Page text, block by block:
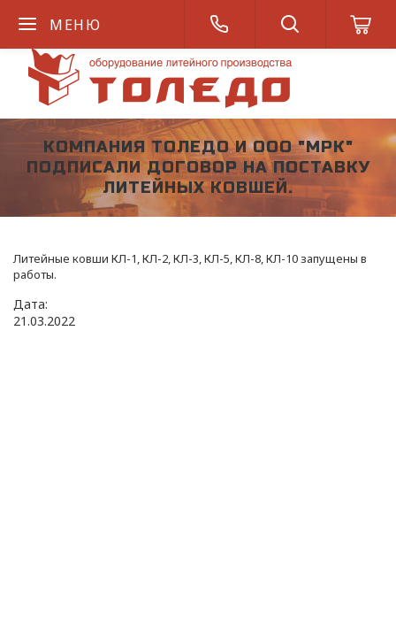
МЕНЮ
КОМПАНИЯ ТОЛЕДО И ООО "МРК"
ПОДПИСАЛИ ДОГОВОР НА ПОСТАВКУ
ЛИТЕЙНЫХ КОВШЕЙ.
Литейные ковши КЛ-1, КЛ-2, КЛ-3, КЛ-5, КЛ-8, КЛ-10 запущены в
работы.
Дата:
21.03.2022